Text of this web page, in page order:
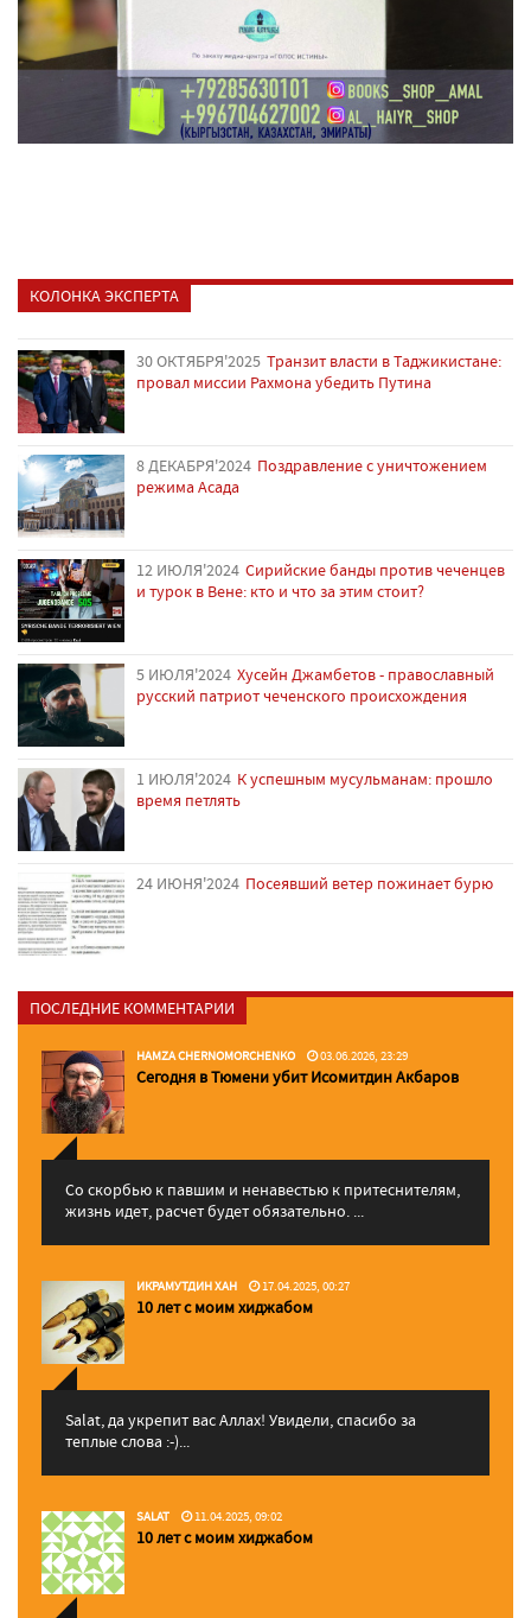
КОЛОНКА ЭКСПЕРТА
30 ОКТЯБРЯ'2025 Транзит власти в Таджикистане:
провал миссии Рахмона убедить Путина
8 ДЕКАБРЯ'2024 Поздравление с уничтожением
режима Асада
12 ИЮЛЯ'2024 Сирийские банды против чеченцев
и турок в Вене: кто и что за этим стоит?
5 ИЮЛЯ'2024 Хусейн Джамбетов - православный
русский патриот чеченского происхождения
1 ИЮЛЯ'2024 К успешным мусульманам: прошло
время петлять
24 ИЮНЯ'2024 Посеявший ветер пожинает бурю
ПОСЛЕДНИЕ КОММЕНТАРИИ
HAMZA CHERNOMORCHENKO 03.06.2026, 23:29
Сегодня в Тюмени убит Исомитдин Акбаров
Со скорбью к павшим и ненавестью к притеснителям,
жизнь идет, расчет будет обязательно. ...
ИКРАМУТДИН ХАН 17.04.2025, 00:27
10 лет с моим хиджабом
Salat, да укрепит вас Аллаx! Увидели, спасибо за
теплые слова :-)...
SALAT 11.04.2025, 09:02
10 лет с моим хиджабом